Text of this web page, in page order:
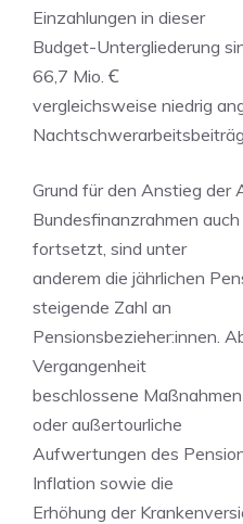
Einzahlungen in dieser
Budget-Untergliederung
66,7 Mio. Ꞓ
vergleichsweise niedrig
Grund für den Anstieg der
Bundesfinanzrahmen
fortsetzt, sind unter
anderem die jährlichen
steigende Zahl an
Pensionsbezieher:innen.
Vergangenheit
beschlossene
oder außertourliche
Aufwertungen des
Inflation sowie die
Erhöhung der